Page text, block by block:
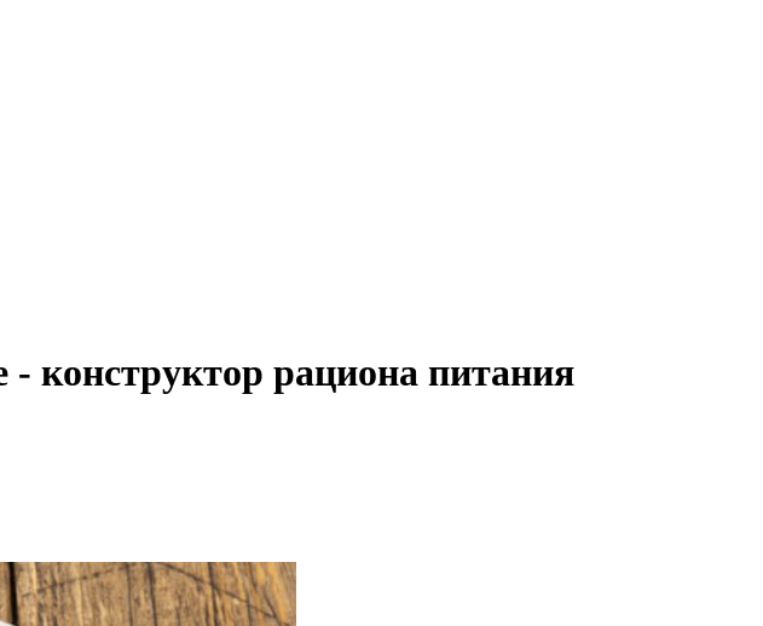
конструктор рациона питания